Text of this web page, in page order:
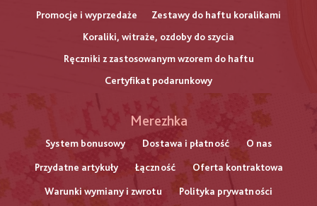
Promocje i wyprzedaże
Zestawy do haftu koralikami
Koraliki, witraże, ozdoby do szycia
Ręczniki z zastosowanym wzorem do haftu
Certyfikat podarunkowy
нижнього
колонтитулу
Merezhka
System bonusowy Dostawa i płatność O nas
Przydatne artykuły Łączność Oferta kontraktowa
Warunki wymiany i zwrotu Polityka prywatności